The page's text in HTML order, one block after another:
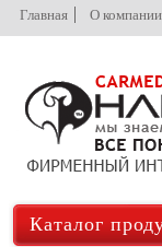
Главная О компании
Каталог